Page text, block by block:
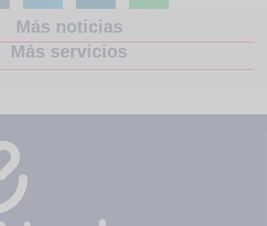
Más noticias
Más servicios